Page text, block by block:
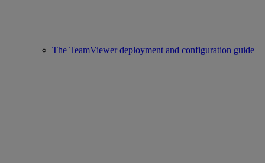
The TeamViewer deployment and configuration guide